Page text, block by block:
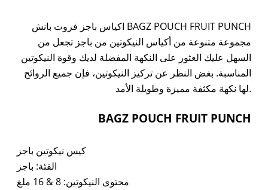
اكياس باجز فروت بانش BAGZ POUCH FRUIT PUNCH
مجموعة متنوعة من أكياس النيكوتين من باجز تجعل من
السهل عليك العثور على النكهة المفضلة لديك وقوة النيكوتين
المناسبة. بغض النظر عن تركيز النيكوتين، فإن جميع الروائح
لها نكهة مكثفة مميزة وطويلة الأمد.
BAGZ POUCH FRUIT PUNCH
كيس نيكوتين باجز
الفئة: باجز
محتوى النيكوتين: 8 & 16 ملغ